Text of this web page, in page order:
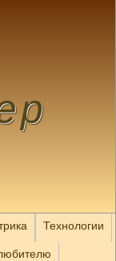
Технологии